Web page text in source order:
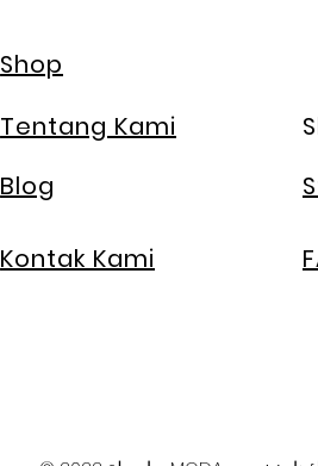
Shop
Tentang Kami
Blog
Kontak Kami